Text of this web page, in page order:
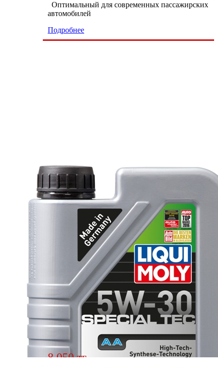
Оптимальный для современных пассажирских
автомобилей
Подробнее
9 000 тг.
Масло моторное LIQUI MOLY TOP-
TEC 4100 5w40 1л. 9510
8 050 тг.